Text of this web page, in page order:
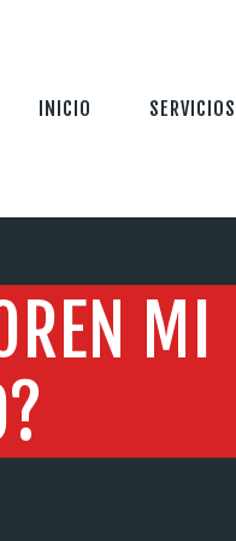
INICIO SERVICIOS
MI